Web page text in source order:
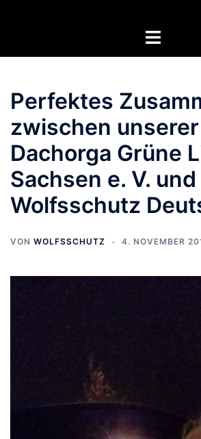
Menü
Perfektes
zwischen unserer
Dachorga Grüne
Sachsen e. V. und
Wolfsschutz
VON WOLFSSCHUTZ 4. NOVEMBER